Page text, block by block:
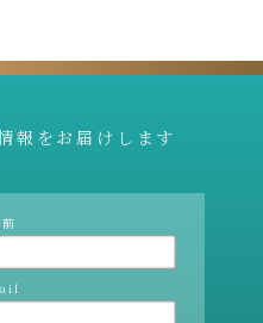
報をお届けします